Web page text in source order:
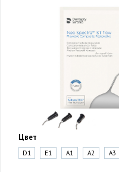
Цвет
D1 E1 A1 A2 A3